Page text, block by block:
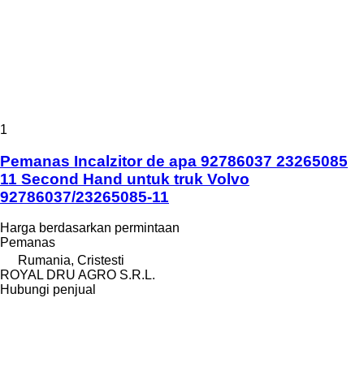
1
Pemanas Incalzitor de apa 92786037 23265085
11 Second Hand untuk truk Volvo
92786037/23265085-11
Harga berdasarkan permintaan
Pemanas
Rumania, Cristesti
ROYAL DRU AGRO S.R.L.
Hubungi penjual